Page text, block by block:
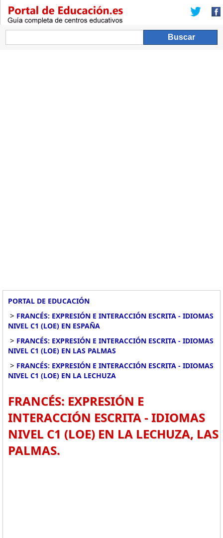
PORTAL DE EDUCACIÓN
> FRANCÉS: EXPRESIÓN E INTERACCIÓN ESCRITA - IDIOMAS
NIVEL C1 (LOE) EN ESPAÑA
> FRANCÉS: EXPRESIÓN E INTERACCIÓN ESCRITA - IDIOMAS
NIVEL C1 (LOE) EN LAS PALMAS
> FRANCÉS: EXPRESIÓN E INTERACCIÓN ESCRITA - IDIOMAS
NIVEL C1 (LOE) EN LA LECHUZA
FRANCÉS: EXPRESIÓN E
INTERACCIÓN ESCRITA - IDIOMAS
NIVEL C1 (LOE) EN LA LECHUZA, LAS
PALMAS.